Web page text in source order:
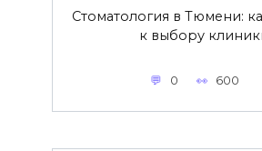
Стоматология в Тюмени:
к выбору
0 600